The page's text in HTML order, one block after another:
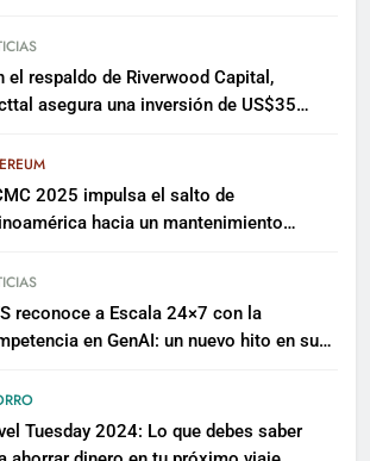
el respaldo de Riverwood Capital,
asegura una inversión de US$35
2025 impulsa el salto de
hacia un mantenimiento
reconoce a Escala 24×7 con la
en GenAI: un nuevo hito en su
Tuesday 2024: Lo que debes saber